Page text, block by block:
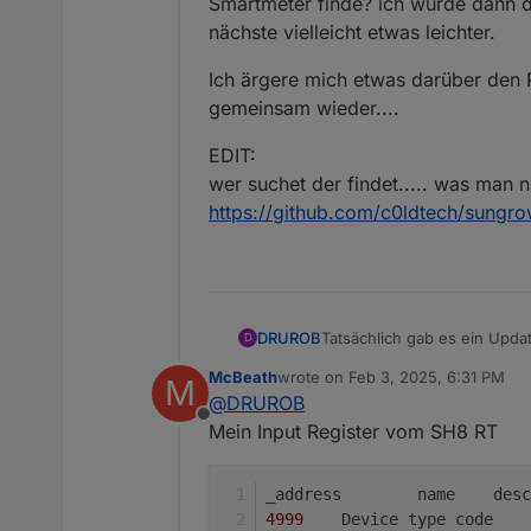
nächste vielleicht etwas leichter.
Ich ärgere mich etwas darüber
gemeinsam wieder....
EDIT:
wer suchet der findet..... was man
https://github.com/c0ldtech/
D DRUROBTatsächlich gab es ein
jetzt ganz schön
Bei meiner Einrichtung
Ich such wie doof aber in
vielleicht etwas leichter.
Ich ärgere mich etwas
wer suchet der findet.....
https://github.com/
M
Offline
McBeathwrote on Feb 3, 2025, 6:31 PM
last edited by
@DRUROB
Mein Input Register vom SH8 RT
4999